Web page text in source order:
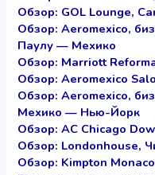
Обзор: GOL Lounge,
Обзор: Aeromexico,
Паулу — Мехико
Обзор: Marriott
Обзор: Aeromexico
Обзор: Aeromexico,
Мехико — Нью-Йорк
Обзор: AC Chicago
Обзор: Londonhouse,
Обзор: Kimpton